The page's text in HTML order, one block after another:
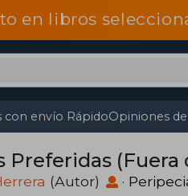
en libros
con envío RápidoOpiniones
Preferidas (Fuera
(Autor) ·